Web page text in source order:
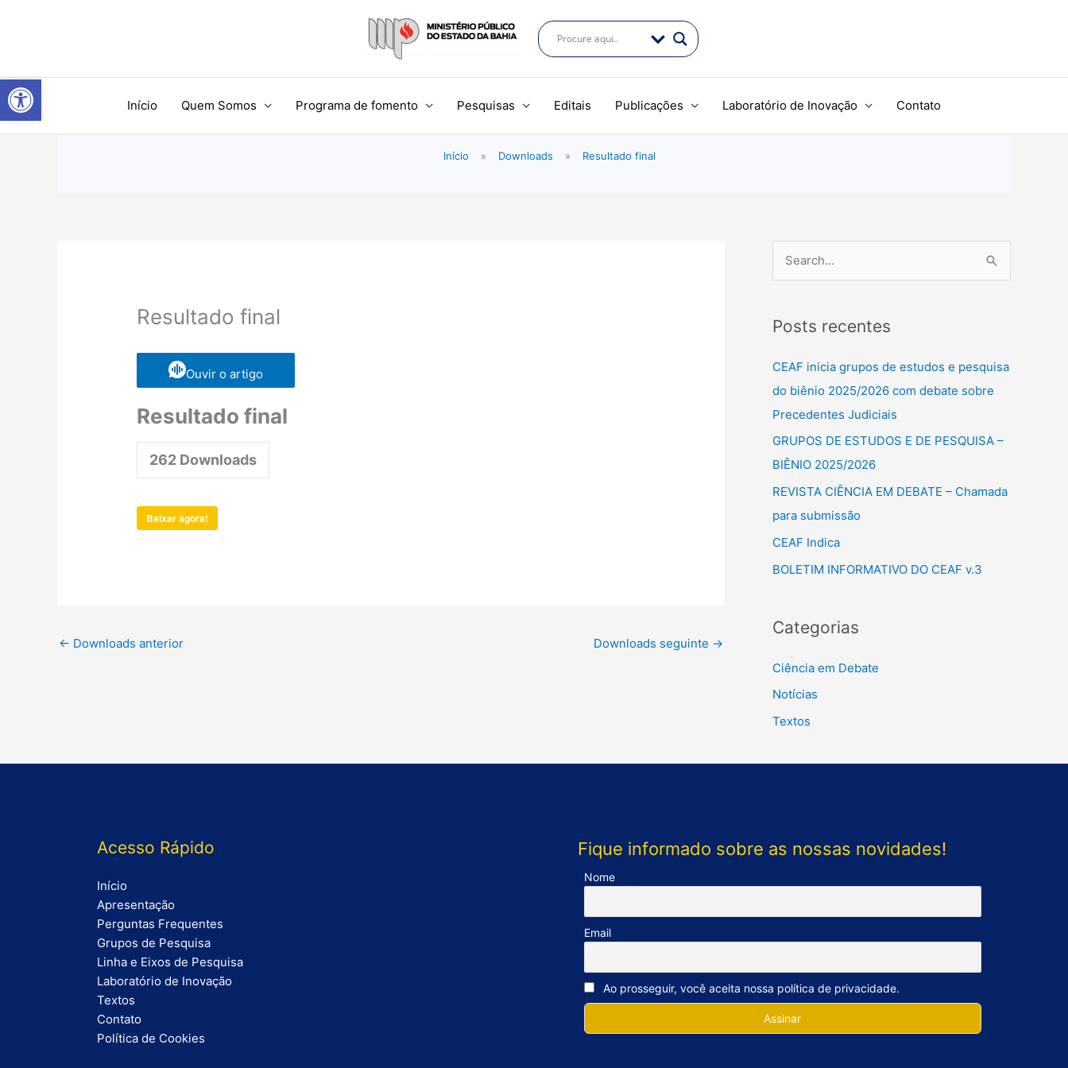
Início Quem Somos Programa de fomento Pesquisas Editais Publicações Laboratório de Inovação Contato
Início » Downloads » Resultado final
Resultado final
Ouvir o artigo
Resultado final
262 Downloads
Baixar agora!
← Downloads anterior Downloads seguinte →
q
r
:
Posts recentes
CEAF inicia grupos de estudos e pesquisa
do biênio 2025/2026 com debate sobre
Precedentes Judiciais
GRUPOS DE ESTUDOS E DE PESQUISA –
BIÊNIO 2025/2026
REVISTA CIÊNCIA EM DEBATE – Chamada
para submissão
CEAF Indica
BOLETIM INFORMATIVO DO CEAF v.3
Categorias
Ciência em Debate
Notícias
Textos
Acesso Rápido
Início
Apresentação
Perguntas Frequentes
Grupos de Pesquisa
Linha e Eixos de Pesquisa
Laboratório de Inovação
Textos
Contato
Política de Cookies
Fique informado sobre as nossas novidades!
Nome
Email
Ao prosseguir, você aceita nossa política de privacidade.
Abrir a barra de ferramentas